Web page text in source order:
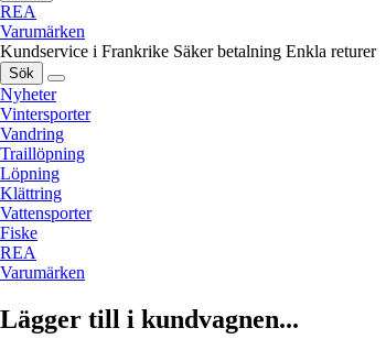
REA
Varumärken
Kundservice i Frankrike Säker betalning Enkla returer
Sök
Nyheter
Vintersporter
Vandring
Traillöpning
Löpning
Klättring
Vattensporter
Fiske
REA
Varumärken
Lägger till i kundvagnen...